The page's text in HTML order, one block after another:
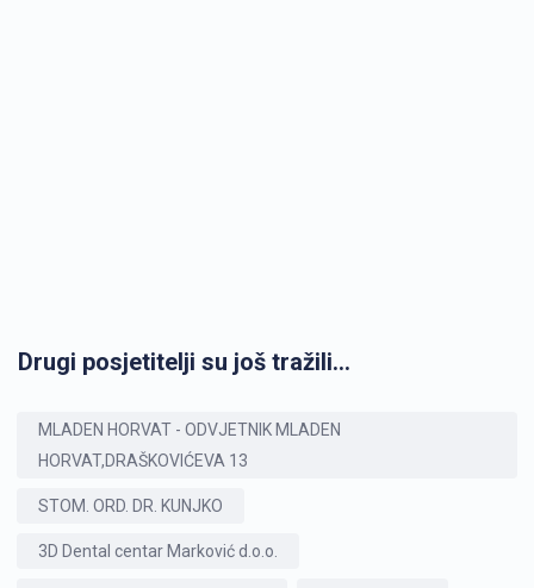
Drugi posjetitelji su još tražili...
MLADEN HORVAT - ODVJETNIK MLADEN
HORVAT,DRAŠKOVIĆEVA 13
STOM. ORD. DR. KUNJKO
3D Dental centar Marković d.o.o.